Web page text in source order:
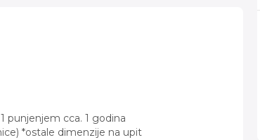
punjenjem cca. 1 godina
*ostale dimenzije na upit